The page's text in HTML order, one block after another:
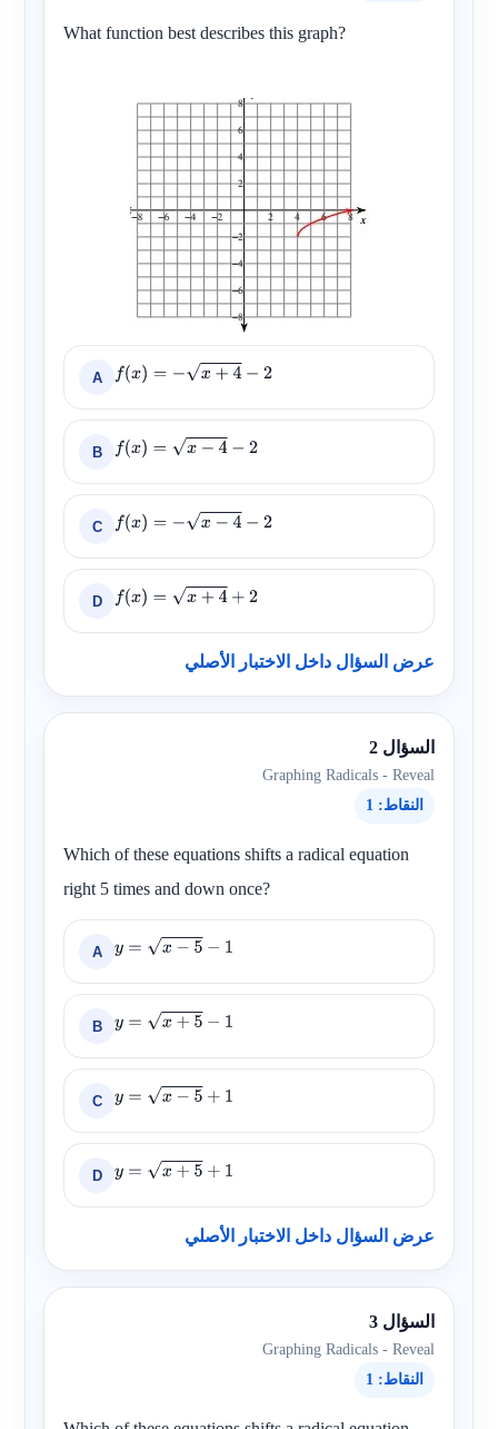
What function best describes this graph?
A f x)= −x+ 4−2
B f x)= x−4 −2
C f x)= −x− 4−2
D f x)= x+4 +2
عرض السؤال داخل الاختبار الأصلي
السؤال 2
Graphing Radicals - Reveal
النقاط: 1
Which of these equations shifts a radical equation
right 5 times and down once?
A y =x −5 −1
B y =x +5 −1
C y =x −5 +1
D y =x +5 +1
عرض السؤال داخل الاختبار الأصلي
السؤال 3
Graphing Radicals - Reveal
النقاط: 1